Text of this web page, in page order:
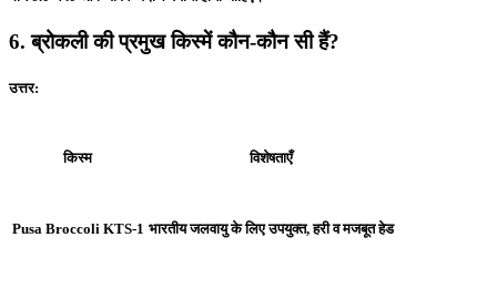
6. ब्रोकली की प्रमुख किस्में कौन-कौन सी हैं?
उत्तर:
किस्म विशेषताएँ
Pusa Broccoli KTS-1 भारतीय जलवायु के लिए उपयुक्त, हरी व मजबूत हेड